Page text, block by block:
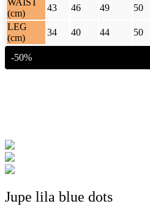
(cm)
43 46 49 50
LEG
(cm)
34 40 44 50
-50%
Jupe lila blue dots